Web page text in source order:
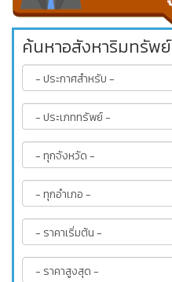
ค้นหาอสังหาริมทรัพย์